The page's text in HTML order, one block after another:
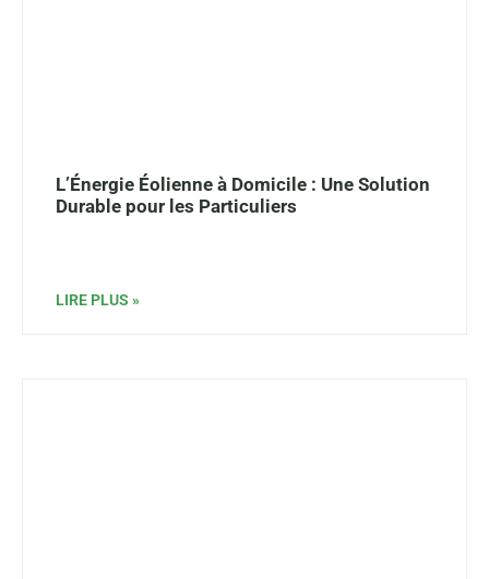
L’Énergie Éolienne à Domicile : Une Solution
Durable pour les Particuliers
LIRE PLUS »